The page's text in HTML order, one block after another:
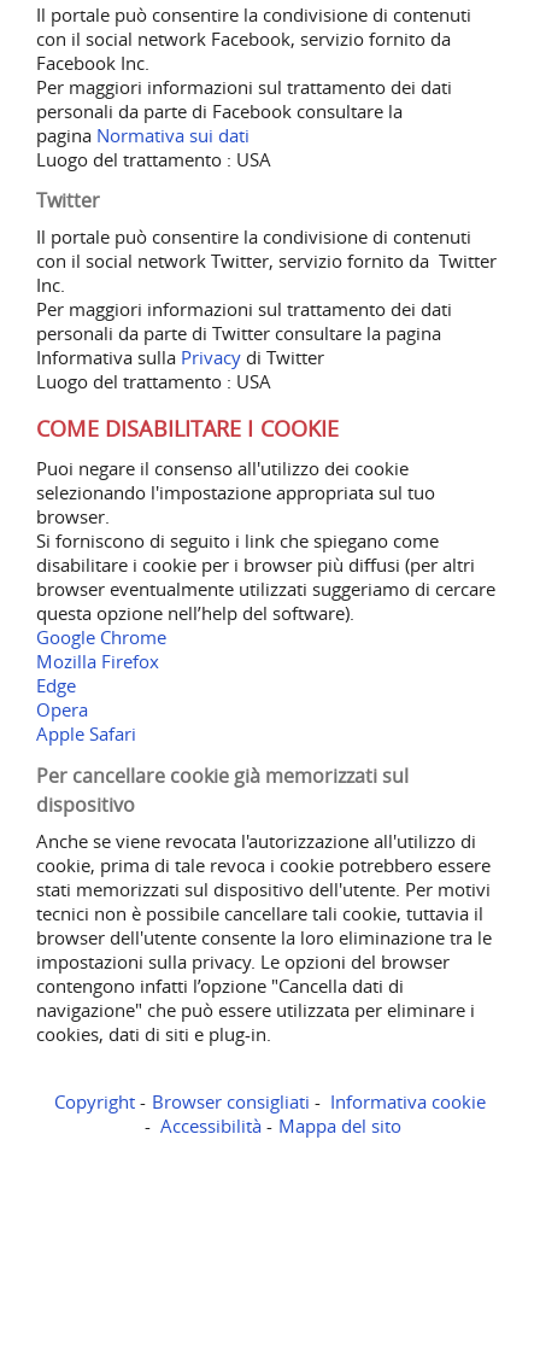
Il portale può consentire la condivisione di contenuti
con il social network Facebook, servizio fornito da
Facebook Inc.
Per maggiori informazioni sul trattamento dei dati
personali da parte di Facebook consultare la
pagina Normativa sui dati
Luogo del trattamento : USA
Twitter
Il portale può consentire la condivisione di contenuti
con il social network Twitter, servizio fornito da Twitter
Inc.
Per maggiori informazioni sul trattamento dei dati
personali da parte di Twitter consultare la pagina
Informativa sulla Privacy di Twitter
Luogo del trattamento : USA
COME DISABILITARE I COOKIE
Puoi negare il consenso all'utilizzo dei cookie
selezionando l'impostazione appropriata sul tuo
browser.
Si forniscono di seguito i link che spiegano come
disabilitare i cookie per i browser più diffusi (per altri
browser eventualmente utilizzati suggeriamo di cercare
questa opzione nell’help del software).
Google Chrome
Mozilla Firefox
Edge
Opera
Apple Safari
Per cancellare cookie già memorizzati sul
dispositivo
Anche se viene revocata l'autorizzazione all'utilizzo di
cookie, prima di tale revoca i cookie potrebbero essere
stati memorizzati sul dispositivo dell'utente. Per motivi
tecnici non è possibile cancellare tali cookie, tuttavia il
browser dell'utente consente la loro eliminazione tra le
impostazioni sulla privacy. Le opzioni del browser
contengono infatti l’opzione "Cancella dati di
navigazione" che può essere utilizzata per eliminare i
cookies, dati di siti e plug-in.
Copyright Browser consigliati
Informativa cookie
Accessibilità
Mappa del sito